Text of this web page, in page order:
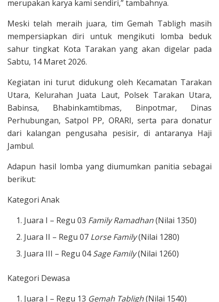
merupakan karya kami sendiri,” tambahnya.
Meski telah meraih juara, tim Gemah Tabligh masih
mempersiapkan diri untuk mengikuti lomba beduk
sahur tingkat Kota Tarakan yang akan digelar pada
Sabtu, 14 Maret 2026.
Kegiatan ini turut didukung oleh Kecamatan Tarakan
Utara, Kelurahan Juata Laut, Polsek Tarakan Utara,
Babinsa, Bhabinkamtibmas, Binpotmar, Dinas
Perhubungan, Satpol PP, ORARI, serta para donatur
dari kalangan pengusaha pesisir, di antaranya Haji
Jambul.
Adapun hasil lomba yang diumumkan panitia sebagai
berikut:
Kategori Anak
Juara I – Regu 03 Family Ramadhan(Nilai 1350)
Juara II – Regu 07 Lorse Family(Nilai 1280)
Juara III – Regu 04Sage Family(Nilai 1260)
Kategori Dewasa
Juara I – Regu 13 Gemah Tabligh(Nilai 1540)